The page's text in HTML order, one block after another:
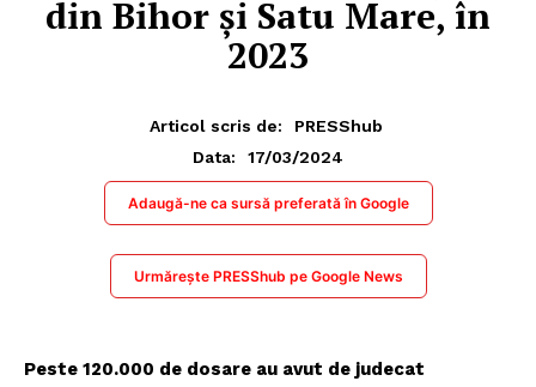
din Bihor și Satu Mare, în
2023
Articol scris de:
PRESShub
Data:
17/03/2024
Adaugă-ne ca sursă preferată în Google
Urmărește PRESShub pe Google News
Peste 120.000 de dosare au avut de judecat